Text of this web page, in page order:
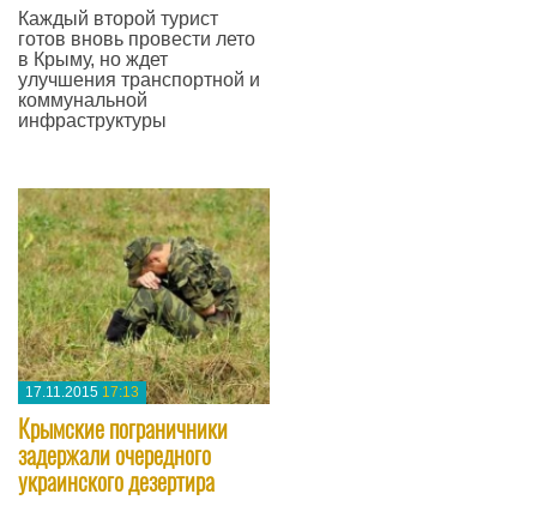
Каждый второй турист
готов вновь провести лето
в Крыму, но ждет
улучшения транспортной и
коммунальной
инфраструктуры
17.11.2015 17:13
Крымские пограничники
задержали очередного
украинского дезертира